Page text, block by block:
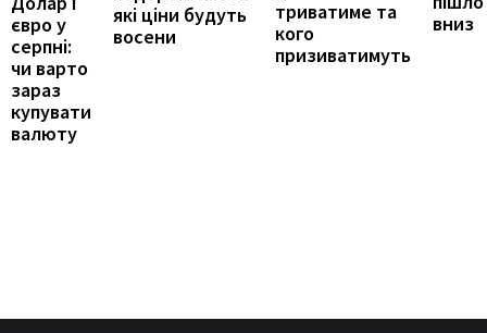
євро у
серпні:
чи варто
зараз
купувати
валюту
які ціни будуть
восени
триватиме та
кого
призиватимуть
вниз